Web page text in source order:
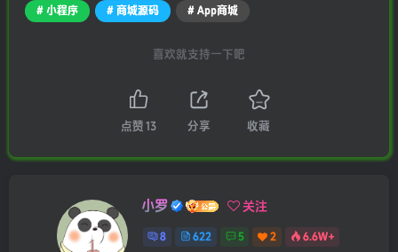
# 小程序 # 商城源码 # App商城
喜欢就支持一下吧
点赞 13 分享 收藏
小罗 关注
8 622 5 2 6.6W+